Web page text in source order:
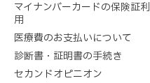
マイナンバーカードの保険証利
用
医療費のお支払いについて
診断書・証明書の手続き
セカンドオピニオン